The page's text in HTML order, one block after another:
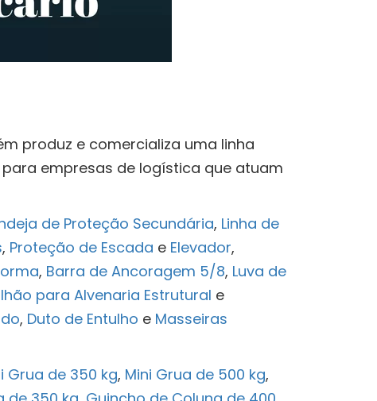
produz e comercializa uma linha
empresas de logística que atuam
de Proteção Secundária, Linha de
, Proteção de Escada e Elevador,
, Barra de Ancoragem 5/8, Luva de
para Alvenaria Estrutural e
, Duto de Entulho e Masseiras
Grua de 350 kg, Mini Grua de 500 kg,